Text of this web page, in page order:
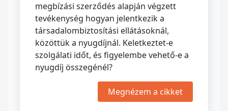
megbízási szerződés alapján végzett
tevékenység hogyan jelentkezik a
társadalombiztosítási ellátásoknál,
közöttük a nyugdíjnál. Keletkeztet-e
szolgálati időt, és figyelembe vehető-e a
nyugdíj összegénél?
Megnézem a cikket